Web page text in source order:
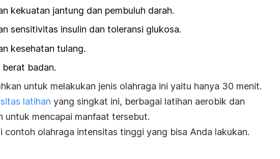
kekuatan jantung dan pembuluh darah.
sensitivitas insulin dan toleransi glukosa.
kesehatan tulang.
berat badan.
untuk melakukan jenis olahraga ini yaitu hanya 30 menit.
latihan yang singkat ini, berbagai latihan aerobik dan
untuk mencapai manfaat tersebut.
contoh olahraga intensitas tinggi yang bisa Anda lakukan.